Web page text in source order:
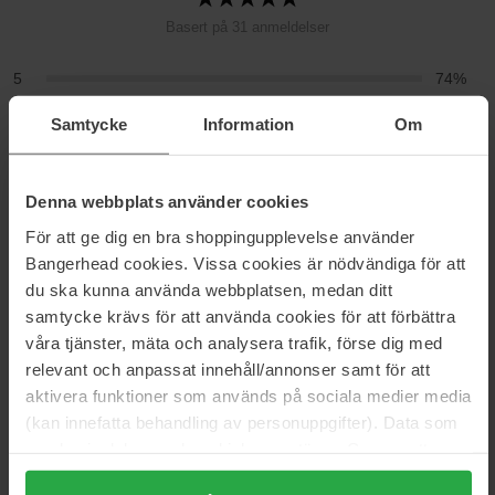
Samtycke Information Om
Denna webbplats använder cookies
För att ge dig en bra shoppingupplevelse använder
Bangerhead cookies. Vissa cookies är nödvändiga för att
du ska kunna använda webbplatsen, medan ditt
samtycke krävs för att använda cookies för att förbättra
våra tjänster, mäta och analysera trafik, förse dig med
relevant och anpassat innehåll/annonser samt för att
aktivera funktioner som används på sociala medier media
(kan innefatta behandling av personuppgifter). Data som
trycka på "Tillåt alla cookies" accepterar du alla cookies,
Basert på 31 anmeldelser
5
74%
3
2026-03-23
Varer lenge. Fin farge
Sissel
2026-01-22
Stripete og umulig å få jevn